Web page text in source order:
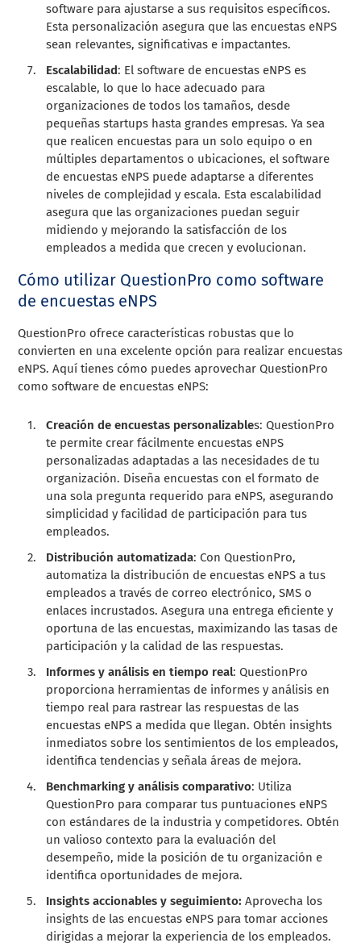
software para ajustarse a sus requisitos específicos.
Esta personalización asegura que las encuestas eNPS
sean relevantes, significativas e impactantes.
Escalabilidad: El software de encuestas eNPS es
escalable, lo que lo hace adecuado para
organizaciones de todos los tamaños, desde
pequeñas startups hasta grandes empresas. Ya sea
que realicen encuestas para un solo equipo o en
múltiples departamentos o ubicaciones, el software
de encuestas eNPS puede adaptarse a diferentes
niveles de complejidad y escala. Esta escalabilidad
asegura que las organizaciones puedan seguir
midiendo y mejorando la satisfacción de los
empleados a medida que crecen y evolucionan.
Cómo utilizar QuestionPro como software
de encuestas eNPS
QuestionPro ofrece características robustas que lo
convierten en una excelente opción para realizar encuestas
eNPS. Aquí tienes cómo puedes aprovechar QuestionPro
como software de encuestas eNPS:
Creación de encuestas personalizables: QuestionPro
te permite crear fácilmente encuestas eNPS
personalizadas adaptadas a las necesidades de tu
organización. Diseña encuestas con el formato de
una sola pregunta requerido para eNPS, asegurando
simplicidad y facilidad de participación para tus
empleados.
Distribución automatizada: Con QuestionPro,
automatiza la distribución de encuestas eNPS a tus
empleados a través de correo electrónico, SMS o
enlaces incrustados. Asegura una entrega eficiente y
oportuna de las encuestas, maximizando las tasas de
participación y la calidad de las respuestas.
Informes y análisis en tiempo real: QuestionPro
proporciona herramientas de informes y análisis en
tiempo real para rastrear las respuestas de las
encuestas eNPS a medida que llegan. Obtén insights
inmediatos sobre los sentimientos de los empleados,
identifica tendencias y señala áreas de mejora.
Benchmarking y análisis comparativo: Utiliza
QuestionPro para comparar tus puntuaciones eNPS
con estándares de la industria y competidores. Obtén
un valioso contexto para la evaluación del
desempeño, mide la posición de tu organización e
identifica oportunidades de mejora.
Insights accionables y seguimiento:Aprovecha los
insights de las encuestas eNPS para tomar acciones
dirigidas a mejorar la experiencia de los empleados.